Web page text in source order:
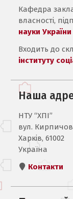
Кафедра
власності,
науки України
Входить до
інституту
Наша
НТУ “ХПІ”
вул.
Харків, 61002
Україна
Контакти